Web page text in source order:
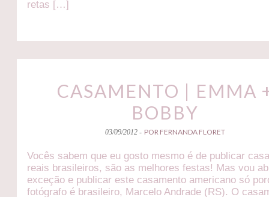
retas […]
CASAMENTO | EMMA
BOBBY
03/09/2012 - POR FERNANDA FLORET
Vocês sabem que eu gosto mesmo é de publicar
reais brasileiros, são as melhores festas! Mas vou
exceção e publicar este casamento americano só
fotógrafo é brasileiro, Marcelo Andrade (RS). O